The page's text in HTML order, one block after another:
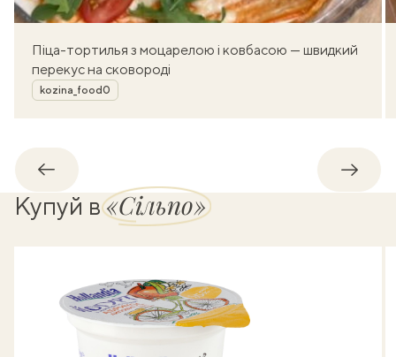
Піца-тортилья з моцарелою і ковбасою — швидкий
перекус на сковороді
Автор
kozina_food0
Назад
Купуй в«Сільпо»